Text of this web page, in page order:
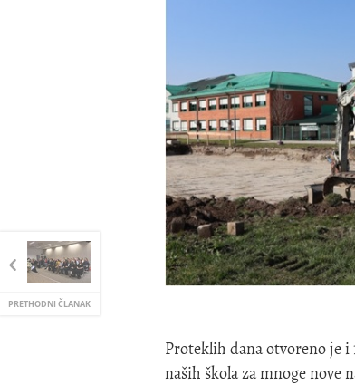
PRETHODNI ČLANAK
Proteklih dana otvoreno je
naših škola za mnoge nove